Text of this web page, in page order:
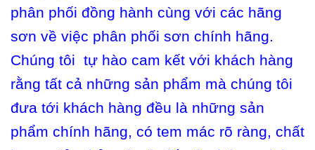
phân phối đồng hành cùng với các hãng
sơn về việc phân phối sơn chính hãng.
Chúng tôi tự hào cam kết với khách hàng
rằng tất cả những sản phẩm mà chúng tôi
đưa tới khách hàng đều là những sản
phẩm chính hãng, có tem mác rõ ràng, chất